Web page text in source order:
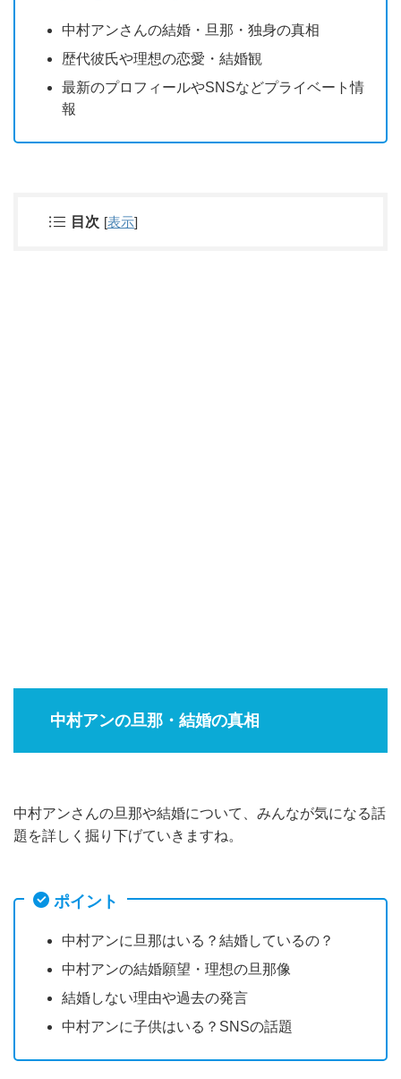
中村アンさんの結婚・旦那・独身の真相
歴代彼氏や理想の恋愛・結婚観
最新のプロフィールやSNSなどプライベート情
報
目次 [表示]
中村アンの旦那・結婚の真相
中村アンさんの旦那や結婚について、みんなが気になる話
題を詳しく掘り下げていきますね。
ポイント
中村アンに旦那はいる？結婚しているの？
中村アンの結婚願望・理想の旦那像
結婚しない理由や過去の発言
中村アンに子供はいる？SNSの話題